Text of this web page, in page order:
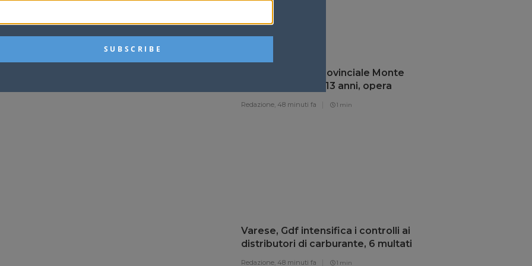
Sardegna, Piu “Provinciale Monte
Pino riapre dopo 13 anni, opera
Redazione, 48 minuti fa 1 min
Varese, Gdf intensifica i controlli ai
distributori di carburante, 6 multati
Redazione, 48 minuti fa 1 min